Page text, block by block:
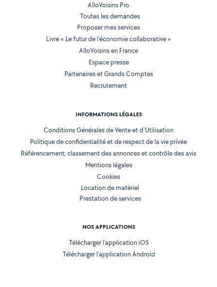
AlloVoisins Pro
Toutes les demandes
Proposer mes services
Livre « Le futur de l'économie collaborative »
AlloVoisins en France
Espace presse
Partenaires et Grands Comptes
Recrutement
INFORMATIONS LÉGALES
Conditions Générales de Vente et d'Utilisation
Politique de confidentialité et de respect de la vie privée
Référencement, classement des annonces et contrôle des avis
Mentions légales
Cookies
Location de matériel
Prestation de services
NOS APPLICATIONS
Télécharger l’application iOS
Télécharger l’application Android